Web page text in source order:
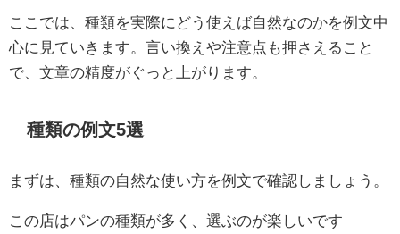
ここでは、種類を実際にどう使えば自然なのかを例文中
心に見ていきます。言い換えや注意点も押さえること
で、文章の精度がぐっと上がります。
種類の例文5選
まずは、種類の自然な使い方を例文で確認しましょう。
この店はパンの種類が多く、選ぶのが楽しいです